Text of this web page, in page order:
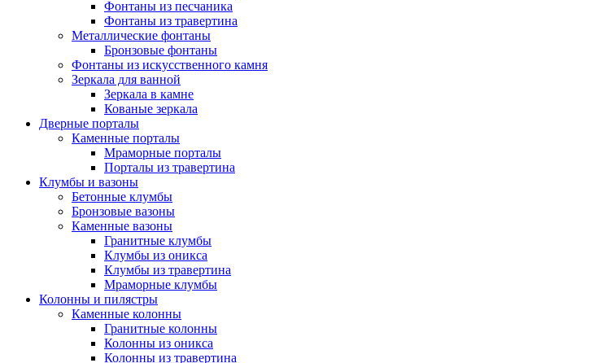
Фонтаны из песчаника
Фонтаны из травертина
Металлические фонтаны
Бронзовые фонтаны
Фонтаны из искусственного камня
Зеркала для ванной
Зеркала в камне
Кованые зеркала
Дверные порталы
Каменные порталы
Мраморные порталы
Порталы из травертина
Клумбы и вазоны
Бетонные клумбы
Бронзовые вазоны
Каменные вазоны
Гранитные клумбы
Клумбы из оникса
Клумбы из травертина
Мраморные клумбы
Колонны и пилястры
Каменные колонны
Гранитные колонны
Колонны из оникса
Колонны из травертина